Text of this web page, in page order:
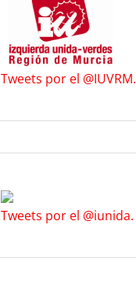
Tweets por el @IUVRM.
Tweets por el @iunida.